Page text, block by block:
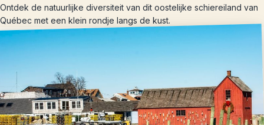
Ontdek de natuurlijke diversiteit van dit oostelijke schiereiland van
Québec met een klein rondje langs de kust.